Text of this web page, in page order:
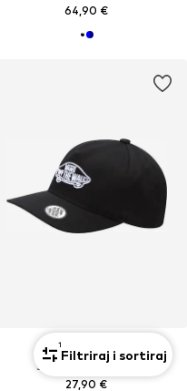
64,90 €
VANS
Šešir 'Vans Classic'
27,90 €
1
Filtriraj i sortiraj